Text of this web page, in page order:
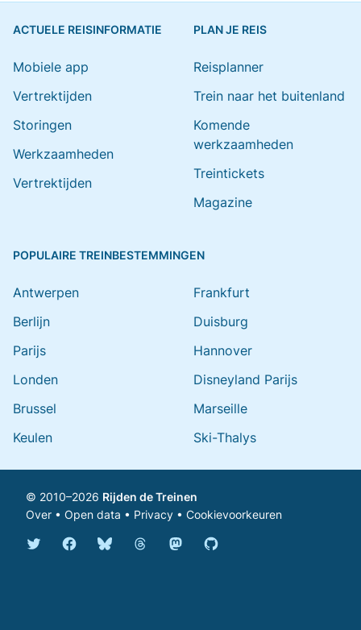
ACTUELE REISINFORMATIE
Mobiele app
Vertrektijden
Storingen
Werkzaamheden
Vertrektijden
PLAN JE REIS
Reisplanner
Trein naar het buitenland
Komende
werkzaamheden
Treintickets
Magazine
POPULAIRE TREINBESTEMMINGEN
Antwerpen
Berlijn
Parijs
Londen
Brussel
Keulen
Frankfurt
Duisburg
Hannover
Disneyland Parijs
Marseille
Ski-Thalys
© 2010–2026 Rijden de Treinen
Over • Open data • Privacy • Cookievoorkeuren